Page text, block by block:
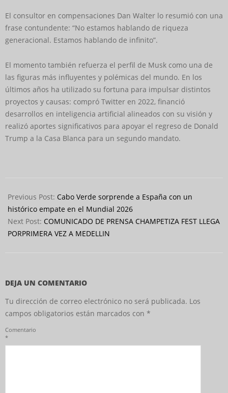
El consultor en compensaciones Dan Walter lo resumió con una
frase contundente: “No estamos hablando de riqueza
generacional. Estamos hablando de infinito”.
El momento también refuerza el perfil de Musk como una de
las figuras más influyentes y polémicas del mundo. En los
últimos años ha utilizado su fortuna para impulsar distintos
proyectos y causas: compró Twitter en 2022, financió
desarrollos en inteligencia artificial alineados con su visión y
realizó aportes significativos para apoyar el regreso de Donald
Trump a la Casa Blanca para un segundo mandato.
06-
16
Previous Post: Cabo Verde sorprende a España con un
histórico empate en el Mundial 2026
Next Post: COMUNICADO DE PRENSA CHAMPETIZA FEST LLEGA
PORPRIMERA VEZ A MEDELLIN
DEJA UN COMENTARIO
Tu dirección de correo electrónico no será publicada. Los
campos obligatorios están marcados con *
Comentario
*